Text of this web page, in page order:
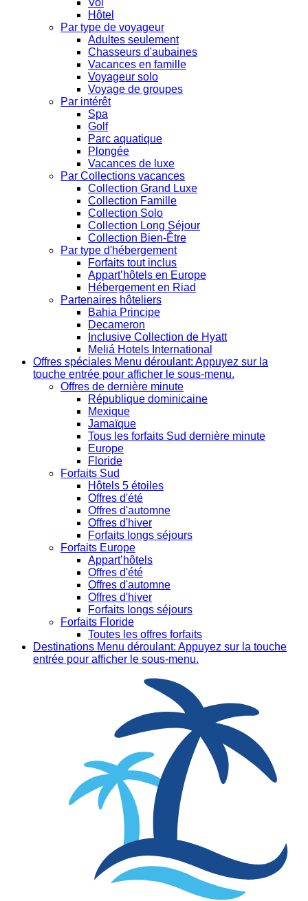
Vol
Hôtel
Par type de voyageur
Adultes seulement
Chasseurs d'aubaines
Vacances en famille
Voyageur solo
Voyage de groupes
Par intérêt
Spa
Golf
Parc aquatique
Plongée
Vacances de luxe
Par Collections vacances
Collection Grand Luxe
Collection Famille
Collection Solo
Collection Long Séjour
Collection Bien-Être
Par type d'hébergement
Forfaits tout inclus
Appart’hôtels en Europe
Hébergement en Riad
Partenaires hôteliers
Bahia Principe
Decameron
Inclusive Collection de Hyatt
Meliá Hotels International
Offres spéciales Menu déroulant: Appuyez sur la
touche entrée pour afficher le sous-menu.
Offres de dernière minute
République dominicaine
Mexique
Jamaïque
Tous les forfaits Sud dernière minute
Europe
Floride
Forfaits Sud
Hôtels 5 étoiles
Offres d'été
Offres d'automne
Offres d'hiver
Forfaits longs séjours
Forfaits Europe
Appart’hôtels
Offres d'été
Offres d'automne
Offres d'hiver
Forfaits longs séjours
Forfaits Floride
Toutes les offres forfaits
Destinations Menu déroulant: Appuyez sur la touche
entrée pour afficher le sous-menu.